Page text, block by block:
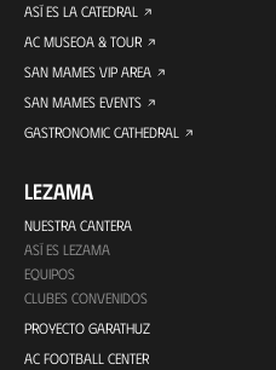
ASÍ ES LA CATEDRAL
AC MUSEOA & TOUR
SAN MAMES VIP AREA
SAN MAMES EVENTS
GASTRONOMIC CATHEDRAL
LEZAMA
NUESTRA CANTERA
ASÍ ES LEZAMA
EQUIPOS
CLUBES CONVENIDOS
PROYECTO GARATHUZ
AC FOOTBALL CENTER